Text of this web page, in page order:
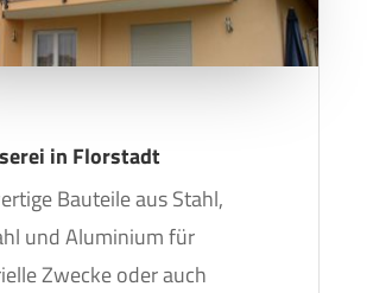
in Florstadt
Bauteile aus Stahl,
und Aluminium für
Zwecke oder auch